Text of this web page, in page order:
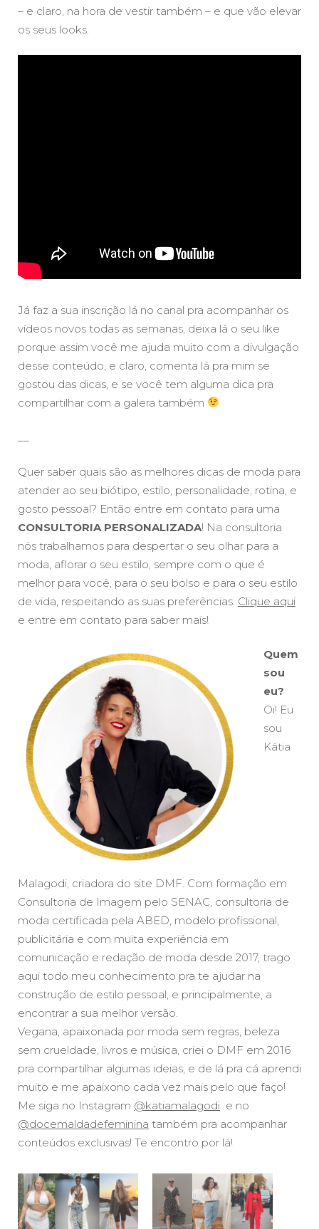
– e claro, na hora de vestir também – e que vão elevar
os seus looks.
Já faz a sua inscrição lá no canal pra acompanhar os
vídeos novos todas as semanas, deixa lá o seu like
porque assim você me ajuda muito com a divulgação
desse conteúdo, e claro, comenta lá pra mim se
gostou das dicas, e se você tem alguma dica pra
compartilhar com a galera também
Quer saber quais são as melhores dicas de moda para
atender ao seu biótipo, estilo, personalidade, rotina, e
gosto pessoal? Então entre em contato para uma
CONSULTORIA PERSONALIZADA! Na consultoria
nós trabalhamos para despertar o seu olhar para a
moda, aflorar o seu estilo, sempre com o que é
melhor para você, para o seu bolso e para o seu estilo
de vida, respeitando as suas preferências. Clique aqui
e entre em contato para saber mais!
Quem
sou
eu?
Oi! Eu
sou
Kátia
Malagodi, criadora do site DMF. Com formação em
Consultoria de Imagem pelo SENAC, consultoria de
moda certificada pela ABED, modelo profissional,
publicitária e com muita experiência em
comunicação e redação de moda desde 2017, trago
aqui todo meu conhecimento pra te ajudar na
construção de estilo pessoal, e principalmente, a
encontrar a sua melhor versão.
Vegana, apaixonada por moda sem regras, beleza
sem crueldade, livros e música, criei o DMF em 2016
pra compartilhar algumas ideias, e de lá pra cá aprendi
muito e me apaixono cada vez mais pelo que faço!
Me siga no Instagram @katiamalagodi e no
@docemaldadefeminina também pra acompanhar
conteúdos exclusivas! Te encontro por lá!